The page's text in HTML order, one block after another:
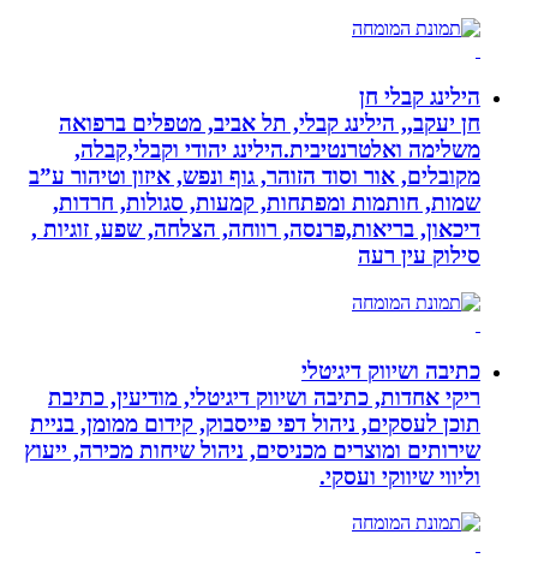
הילינג קבלי חן
חן יעקב,, הילינג קבלי, תל אביב, מטפלים ברפואה
משלימה ואלטרנטיבית.הילינג יהודי וקבלי,קבלה,
מקובלים, אור וסוד הזוהר, גוף ונפש, איזון וטיהור ע”ב
שמות, חותמות ומפתחות, קמעות, סגולות, חרדות,
דיכאון, בריאות,פרנסה, רווחה, הצלחה, שפע, זוגיות ,
סילוק עין רעה
כתיבה ושיווק דיגיטלי
ריקי אחדות, כתיבה ושיווק דיגיטלי, מודיעין, כתיבת
תוכן לעסקים, ניהול דפי פייסבוק, קידום ממומן, בניית
שירותים ומוצרים מכניסים, ניהול שיחות מכירה, ייעוץ
וליווי שיווקי ועסקי.